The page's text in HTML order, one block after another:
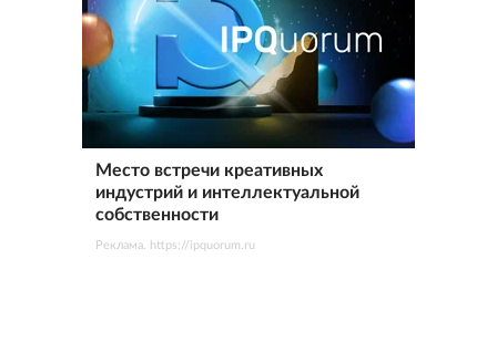
Место встречи креативных
индустрий и интеллектуальной
собственности
Реклама. https://ipquorum.ru